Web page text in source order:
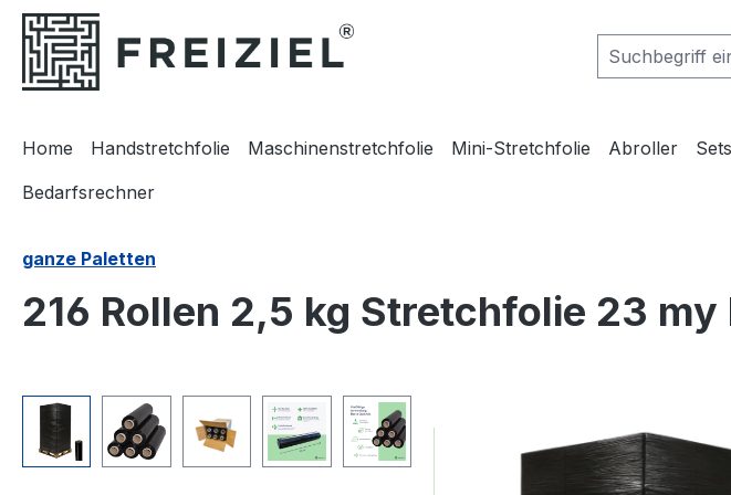
Hauptinhalt springen
Zur Suche springen
Zur Hauptnavigation springen
Home Handstretchfolie Maschinenstretchfolie Mini-Stretchfolie Abroller Sets
Bedarfsrechner
ganze Paletten
216 Rollen 2,5 kg Stretchfolie 23